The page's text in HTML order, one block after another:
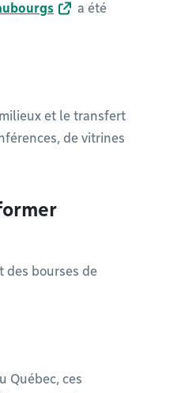
a été
et le transfert
de vitrines
des bourses de
Québec, ces